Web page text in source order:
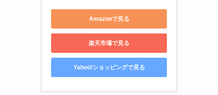
Amazonで見る
楽天市場で見る
Yahoo!ショッピングで見る